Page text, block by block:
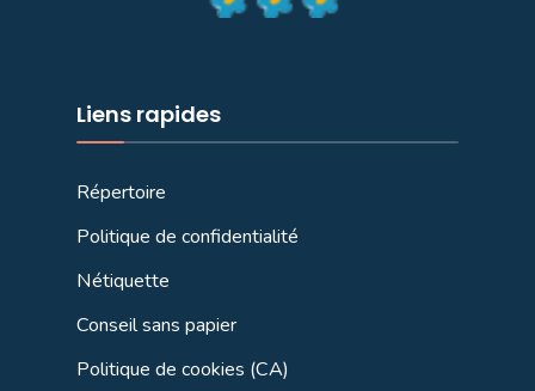
Liens rapides
Répertoire
Politique de confidentialité
Nétiquette
Conseil sans papier
Politique de cookies (CA)